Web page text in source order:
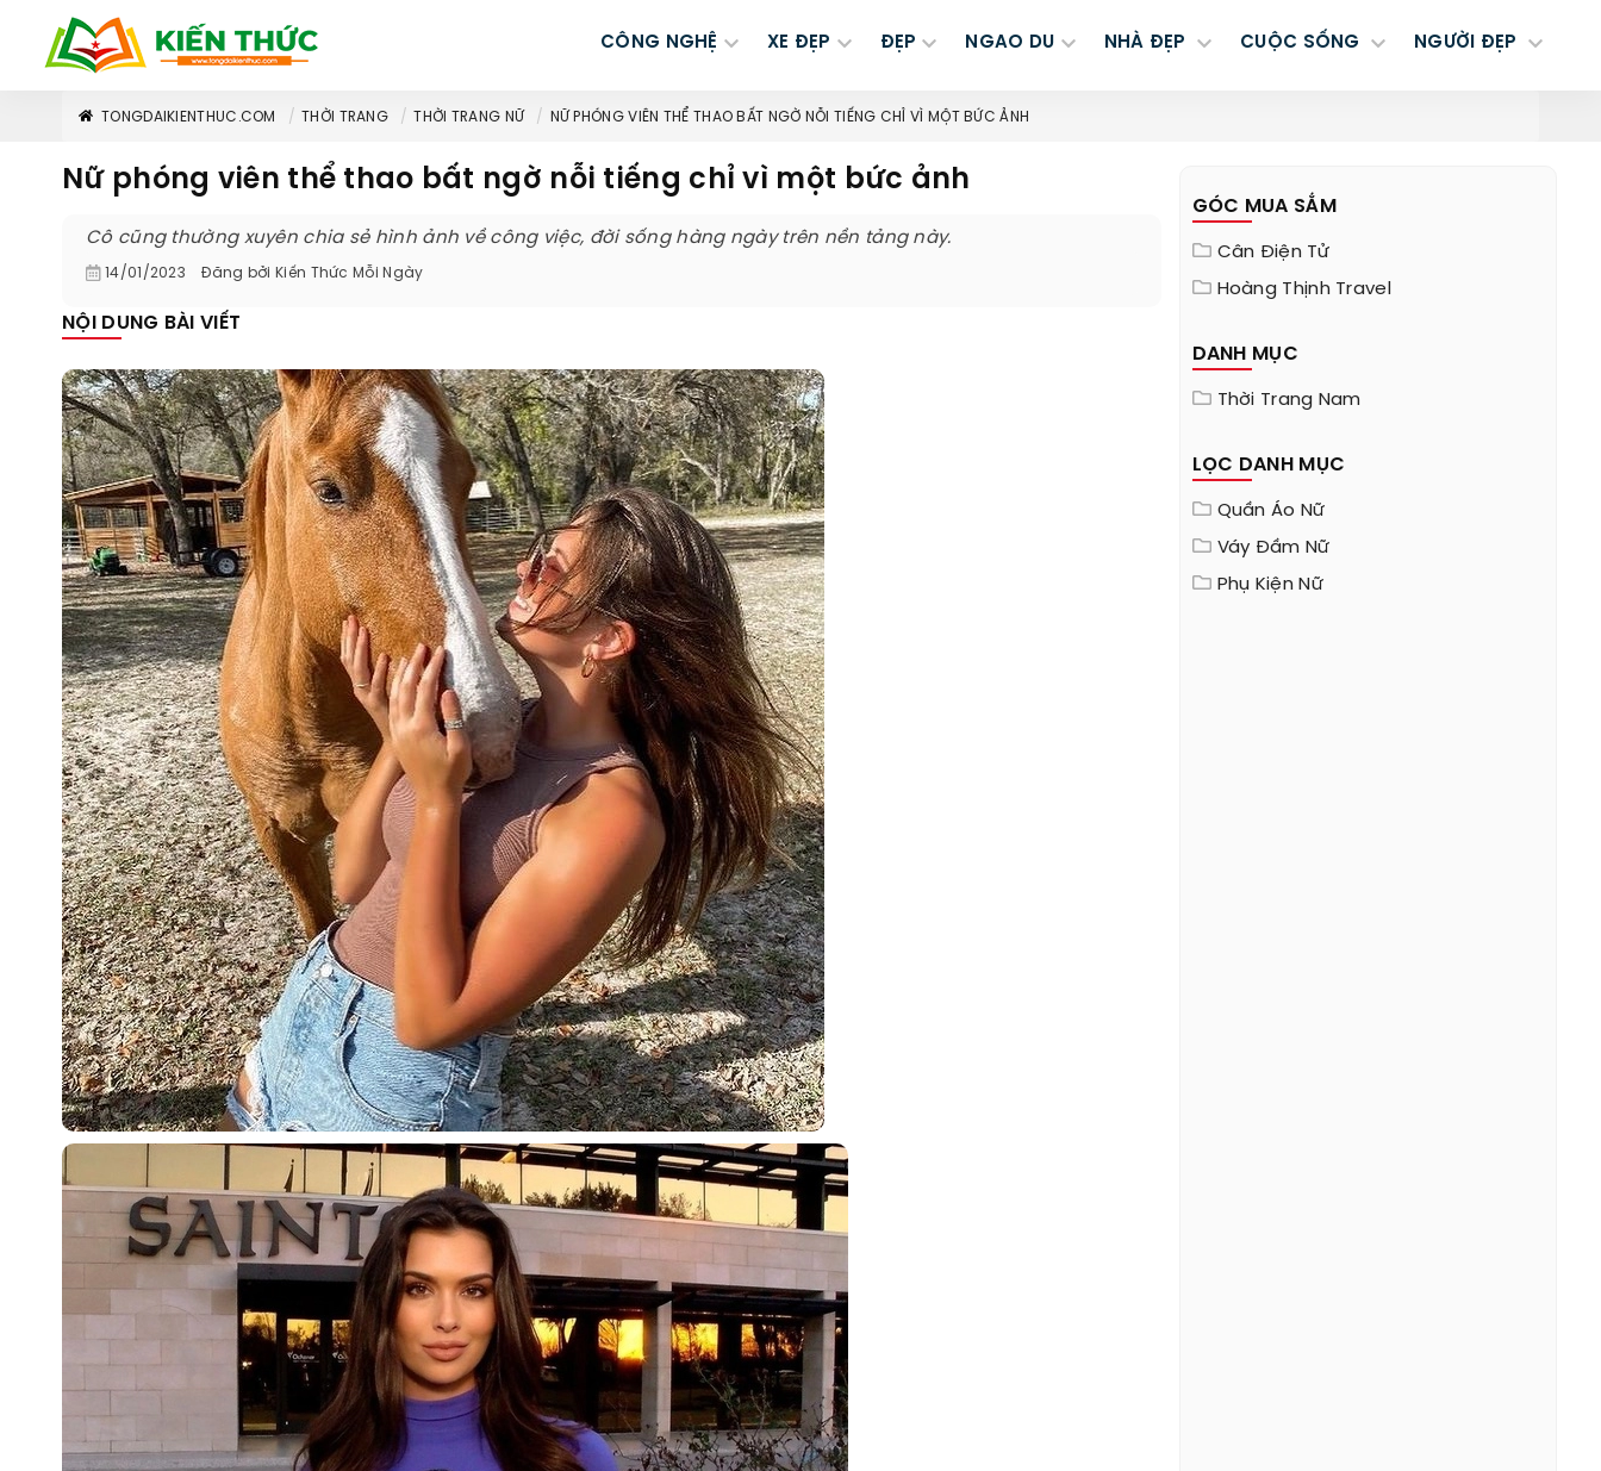
CÔNG NGHỆ XE ĐẸP ĐẸP NGAO DU NHÀ ĐẸP CUỘC SỐNG NGƯỜI ĐẸP
TONGDAIKIENTHUC.COM THỜI TRANG THỜI TRANG NỮ NỮ PHÓNG VIÊN THỂ THAO BẤT NGỜ NỖI TIẾNG CHỈ VÌ MỘT BỨC ẢNH
Nữ phóng viên thể thao bất ngờ nỗi tiếng chỉ vì một bức ảnh
Cô cũng thường xuyên chia sẻ hình ảnh về công việc, đời sống hàng ngày trên nền tảng này.
14/01/2023 Đăng bởi Kiến Thức Mỗi Ngày
NỘI DUNG BÀI VIẾT
GÓC MUA SẮM
Cân Điện Tử
Hoàng Thịnh Travel
DANH MỤC
Thời Trang Nam
LỌC DANH MỤC
Quần Áo Nữ
Váy Đầm Nữ
Phụ Kiện Nữ